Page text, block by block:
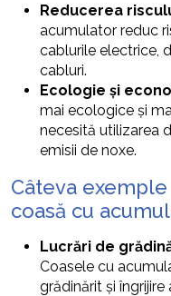
Reducerea
acumulator reduc
cablurile electrice,
cabluri.
Ecologie și
mai ecologice și
necesită utilizarea
emisii de noxe.
Câteva
coasă cu
Lucrări de
Coasele cu
grădinărit și